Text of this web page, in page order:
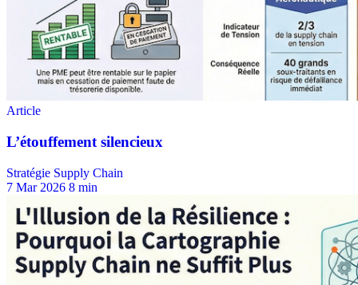
Stratégie Supply Chain
7 Mar 2026 8 min